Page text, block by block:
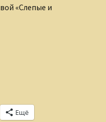
«Слепые и
Ещё